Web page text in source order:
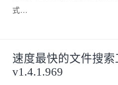
式...
速度最快的文件搜索
v1.4.1.969